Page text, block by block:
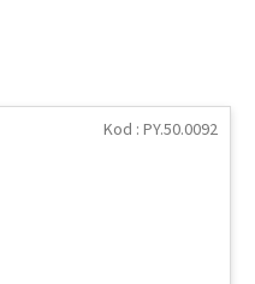
Kod : PY.50.0092